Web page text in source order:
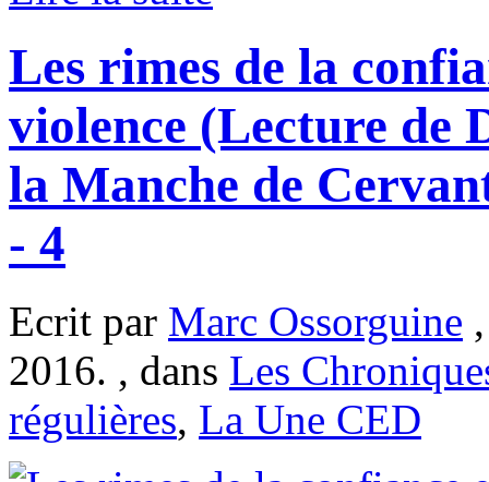
Les rimes de la
violence (Lecture de
la Manche de
- 4
Ecrit par Marc Ossorguine
2016. , dans Les
régulières, La Une CED